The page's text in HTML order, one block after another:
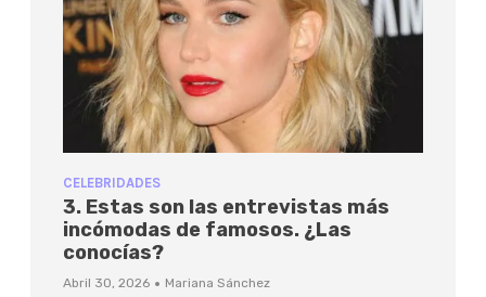
CELEBRIDADES
3. Estas son las entrevistas más
incómodas de famosos. ¿Las
conocías?
Abril 30, 2026 · Mariana Sánchez